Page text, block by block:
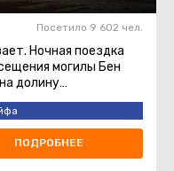
Посетило 9 602 чел.
Ночная поездка
могилы Бен
долину
ПОДРОБНЕЕ